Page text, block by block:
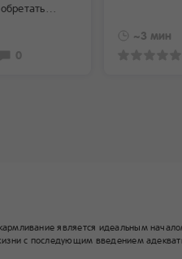
0
одной из
в освоении,
завязывать
~3 мин
является идеальным
с последующим введением